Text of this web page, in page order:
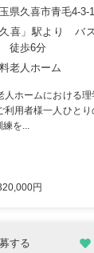
県久喜市青毛4-3-
久喜」駅より バ
徒歩6分
老人ホーム
人ホームにおける
用者様一人ひと
を...
円
する